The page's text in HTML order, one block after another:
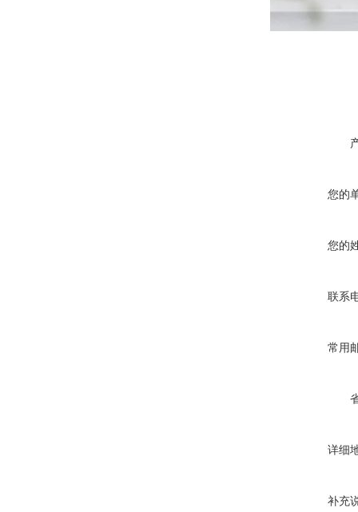
您的
您的
联系
常用
详细
补充